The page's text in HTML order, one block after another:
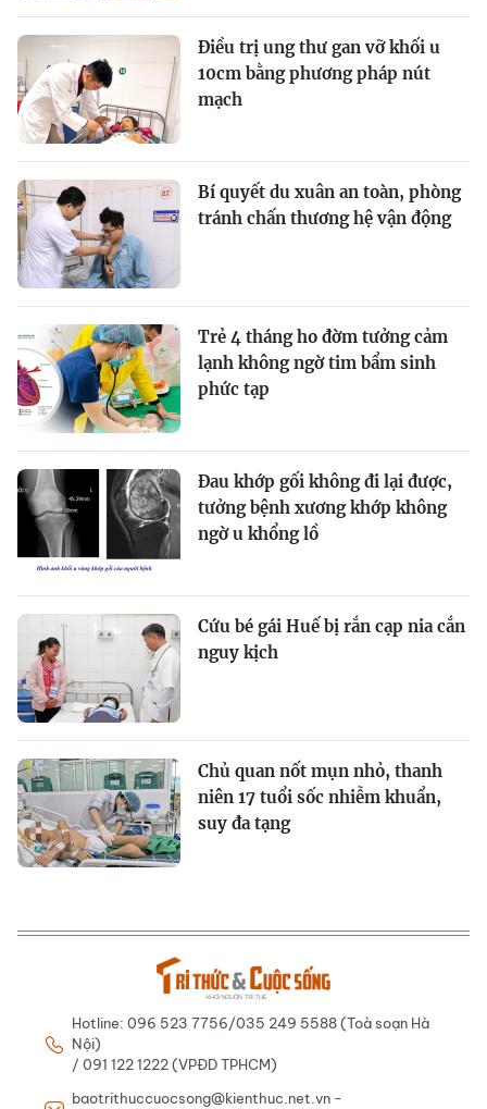
Điều trị ung thư gan vỡ khối u
10cm bằng phương pháp nút
mạch
Bí quyết du xuân an toàn, phòng
tránh chấn thương hệ vận động
Trẻ 4 tháng ho đờm tưởng cảm
lạnh không ngờ tim bẩm sinh
phức tạp
Đau khớp gối không đi lại được,
tưởng bệnh xương khớp không
ngờ u khổng lồ
Cứu bé gái Huế bị rắn cạp nia cắn
nguy kịch
Chủ quan nốt mụn nhỏ, thanh
niên 17 tuổi sốc nhiễm khuẩn,
suy đa tạng
Hotline: 096 523 7756/035 249 5588 (Toà soạn Hà
Nội)
/ 091 122 1222 (VPĐD TPHCM)
baotrithuccuocsong@kienthuc.net.vn -